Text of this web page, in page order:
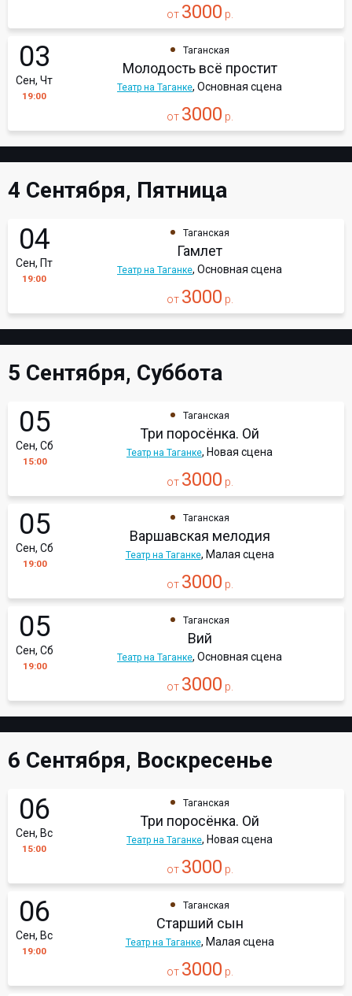
от 3000 р.
03
Сен, Чт
19:00
Таганская
Молодость всё простит
Театр на Таганке, Основная сцена
от 3000 р.
4 Сентября, Пятница
04
Сен, Пт
19:00
Таганская
Гамлет
Театр на Таганке, Основная сцена
от 3000 р.
5 Сентября, Суббота
05
Сен, Сб
15:00
Таганская
Три поросёнка. Ой
Театр на Таганке, Новая сцена
от 3000 р.
05
Сен, Сб
19:00
Таганская
Варшавская мелодия
Театр на Таганке, Малая сцена
от 3000 р.
05
Сен, Сб
19:00
Таганская
Вий
Театр на Таганке, Основная сцена
от 3000 р.
6 Сентября, Воскресенье
06
Сен, Вс
15:00
Таганская
Три поросёнка. Ой
Театр на Таганке, Новая сцена
от 3000 р.
06
Сен, Вс
19:00
Таганская
Старший сын
Театр на Таганке, Малая сцена
от 3000 р.